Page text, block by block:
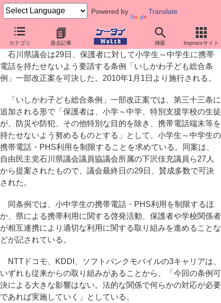
Powered by Translate
カテゴリ 過去記事 検索 Impressサイト
「子供に携帯を持たせない」、石川県議会が条例可決
石川県議会は29日、保護者に対して小学生～中学生に携帯
電話を持たせないよう要請する条例「いしかわ子ども総合条
例」一部改正案を可決した。2010年1月1日より施行される。
「いしかわ子ども総合条例」一部改正案では、第三十三条に
追加される形で「保護者は、小学～中学、特別支援学校の生徒
が、防災や防犯、その他特別な目的を除き、携帯電話端末等を
持たせないよう努めるものとする」として、小学生～中学生の
携帯電話・PHS利用を制限することを求めている。同案は、
自由民主党石川県議会議員協議会所属の下沢佳充議員ら27人
から提案されたもので、議会最終日の29日、賛成多数で可決
された。
同条例では、小中学生の携帯電話・PHS利用を制限するほ
か、県による携帯利用に関する啓発活動、保護者や学校関係者
が相互連携により適切な利用に関する取り組みを進めることな
どが記されている。
NTTドコモ、KDDI、ソフトバンクモバイルの3キャリアは、
いずれも従来からの取り組みがあることから、「今回の条例可
決による大きな影響はない。法的な関係で何らかの対応が必要
であれば実施していく」としている。